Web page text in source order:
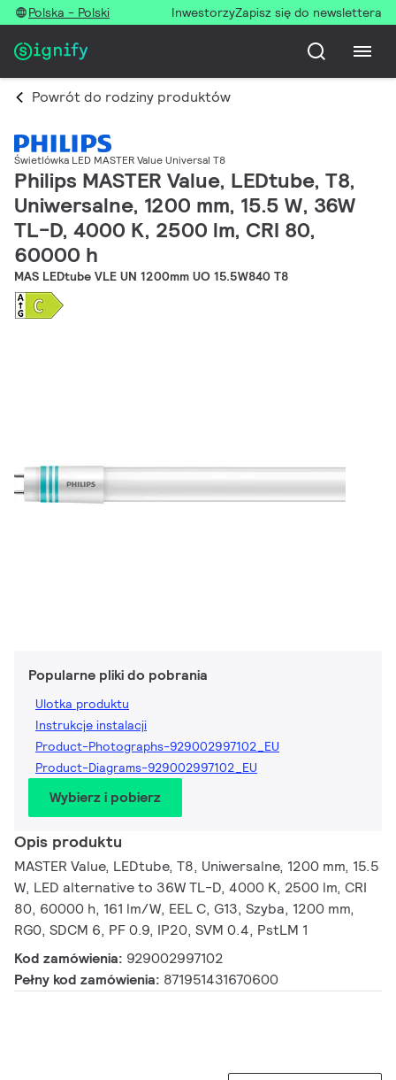
Polska - Polski InwestorzyZapisz się do newslettera
Powrót do rodziny produktów
Świetlówka LED MASTER Value Universal T8
Philips MASTER Value, LEDtube, T8,
Uniwersalne, 1200 mm, 15.5 W, 36W
TL-D, 4000 K, 2500 lm, CRI 80,
60000 h
MAS LEDtube VLE UN 1200mm UO 15.5W840 T8
Popularne pliki do pobrania
Ulotka produktu
Instrukcje instalacji
Product-Photographs-929002997102_EU
Product-Diagrams-929002997102_EU
Wybierz i pobierz
Opis produktu
MASTER Value, LEDtube, T8, Uniwersalne, 1200 mm, 15.5
W, LED alternative to 36W TL-D, 4000 K, 2500 lm, CRI
80, 60000 h, 161 lm/W, EEL C, G13, Szyba, 1200 mm,
RG0, SDCM 6, PF 0.9, IP20, SVM 0.4, PstLM 1
Kod zamówienia: 929002997102
Pełny kod zamówienia: 871951431670600